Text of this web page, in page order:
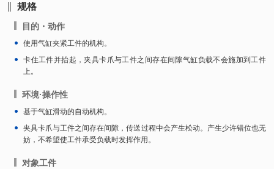
规格
目的・动作
使用气缸夹紧工件的机构。
卡住工件并抬起，夹具卡爪与工件之间存在间隙气缸负载不会施加到工件
上。
环境·操作性
基于气缸滑动的自动机构。
夹具卡爪与工件之间存在间隙，传送过程中会产生松动。产生少许错位也无
妨，不希望使工件承受负载时发挥作用。
对象工件